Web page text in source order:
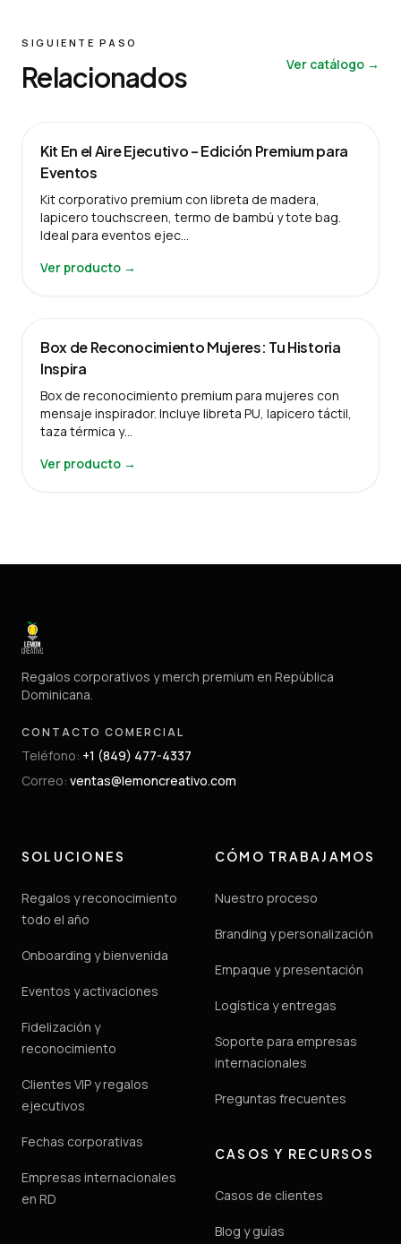
SIGUIENTE PASO
Relacionados Ver catálogo →
Kit En el Aire Ejecutivo – Edición Premium para
Eventos
Kit corporativo premium con libreta de madera,
lapicero touchscreen, termo de bambú y tote bag.
Ideal para eventos ejec…
Ver producto →
Box de Reconocimiento Mujeres: Tu Historia
Inspira
Box de reconocimiento premium para mujeres con
mensaje inspirador. Incluye libreta PU, lapicero táctil,
taza térmica y…
Ver producto →
Regalos corporativos y merch premium en República
Dominicana.
CONTACTO COMERCIAL
Teléfono: +1 (849) 477-4337
Correo: ventas@lemoncreativo.com
SOLUCIONES
Regalos y reconocimiento
todo el año
Onboarding y bienvenida
Eventos y activaciones
Fidelización y
reconocimiento
Clientes VIP y regalos
ejecutivos
Fechas corporativas
Empresas internacionales
en RD
CÓMO TRABAJAMOS
Nuestro proceso
Branding y personalización
Empaque y presentación
Logística y entregas
Soporte para empresas
internacionales
Preguntas frecuentes
CASOS Y RECURSOS
Casos de clientes
Blog y guías